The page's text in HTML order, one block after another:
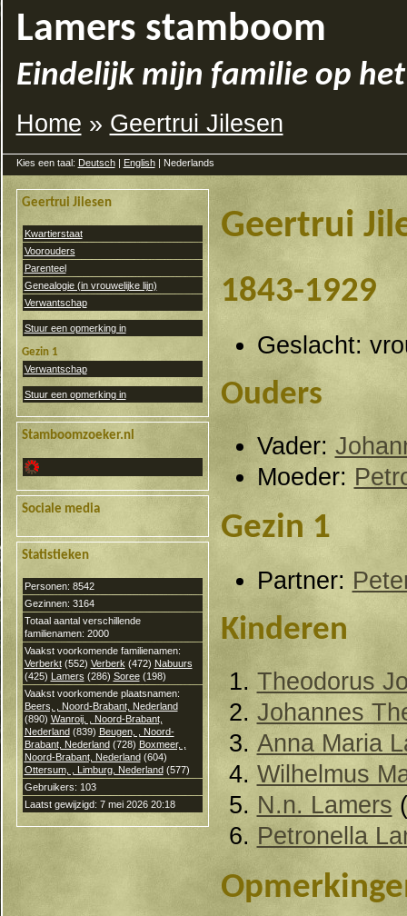
Lamers stamboom
Eindelijk mijn familie op
Home » Geertrui Jilesen
Kies een taal: Deutsch| English| Nederlands
Geertrui Jilesen
Kwartierstaat
Voorouders
Parenteel
Genealogie (in vrouwelijke lijn)
Verwantschap
Stuur een opmerking in
Gezin 1
Verwantschap
Stuur een opmerking in
Stamboomzoeker.nl
Sociale media
Statistieken
Personen: 8542
Gezinnen: 3164
Totaal aantal verschillende
familienamen: 2000
Vaakst voorkomende familienamen:
Verberkt(552) Verberk (472) Nabuurs
(425) Lamers (286) Soree(198)
Vaakst voorkomende plaatsnamen:
Beers, , Noord-Brabant, Nederland
(890) Wanroij, , Noord-Brabant,
Nederland(839) Beugen, , Noord-
Brabant, Nederland(728) Boxmeer, ,
Noord-Brabant, Nederland(604)
Ottersum, , Limburg, Nederland(577)
Gebruikers: 103
Laatst gewijzigd: 7 mei 2026 20:18
Geertrui
1843-1929
Geslacht:
Ouders
Vader:
Moeder:
Gezin 1
Partner:
Kinderen
Theodorus
Johannes
Anna Maria
Wilhelmus
N.n. Lamers
Petronella